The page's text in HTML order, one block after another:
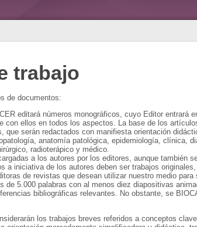
trabajo
de documentos:
editará números monográficos, cuyo Editor entrará
con ellos en todos los aspectos. La base de los
que serán redactados con manifiesta orientación
anatomía patológica, epidemiología, clínica,
radioterápico y médico.
a los autores por los editores, aunque también
a iniciativa de los autores deben ser trabajos
de revistas que desean utilizar nuestro medio
de 5.000 palabras con al menos diez diapositivas
bibliográficas relevantes. No obstante, se
los trabajos breves referidos a conceptos